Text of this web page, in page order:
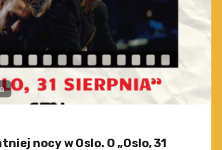
nocy w Oslo. O „Oslo, 31